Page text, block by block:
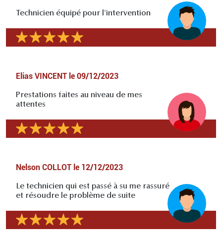
Technicien équipé pour l'intervention
Elias VINCENT le 09/12/2023
Prestations faites au niveau de mes
attentes
Nelson COLLOT le 12/12/2023
Le technicien qui est passé à su me rassuré
et résoudre le problème de suite